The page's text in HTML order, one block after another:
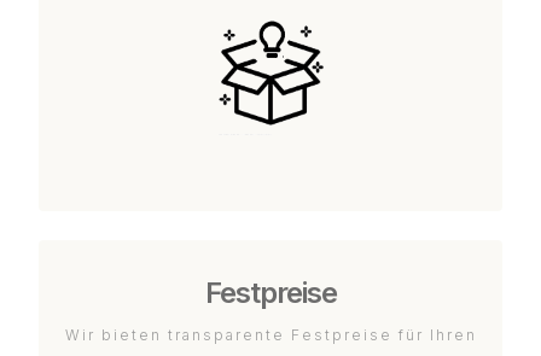
Festpreise
Wir bieten transparente Festpreise für Ihren